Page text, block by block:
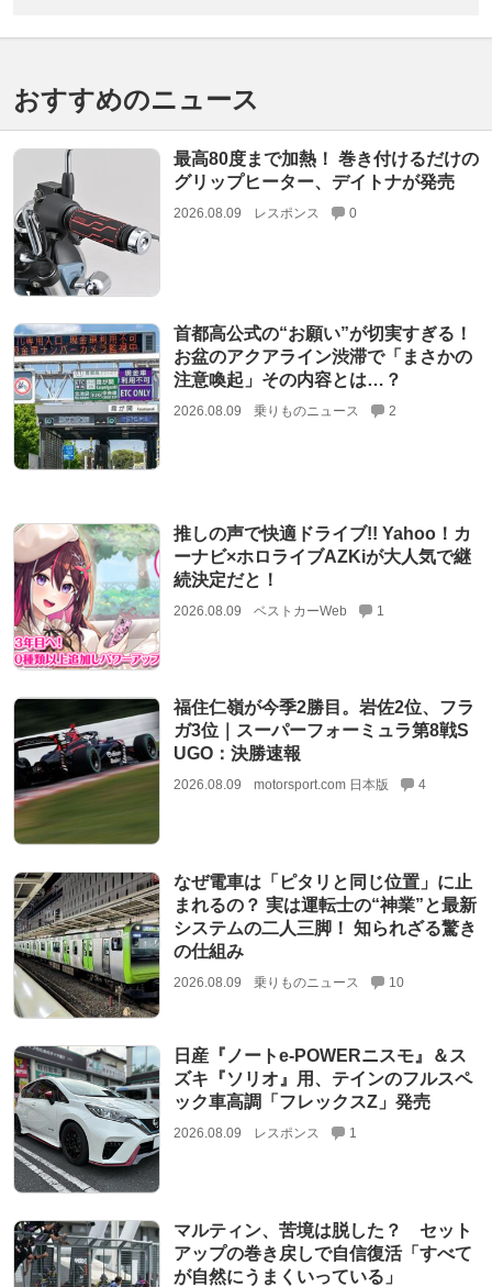
おすすめのニュース
最高80度まで加熱！ 巻き付けるだけの
グリップヒーター、デイトナが発売
2026.08.09 レスポンス 0
首都高公式の“お願い”が切実すぎる！
お盆のアクアライン渋滞で「まさかの
注意喚起」その内容とは…？
2026.08.09 乗りものニュース 2
推しの声で快適ドライブ!! Yahoo！カ
ーナビ×ホロライブAZKiが大人気で継
続決定だと！
2026.08.09 ベストカーWeb 1
福住仁嶺が今季2勝目。岩佐2位、フラ
ガ3位｜スーパーフォーミュラ第8戦S
UGO：決勝速報
2026.08.09 motorsport.com 日本版 4
なぜ電車は「ピタリと同じ位置」に止
まれるの？ 実は運転士の“神業”と最新
システムの二人三脚！ 知られざる驚き
の仕組み
2026.08.09 乗りものニュース 10
日産『ノートe-POWERニスモ』＆ス
ズキ『ソリオ』用、テインのフルスペ
ック車高調「フレックスZ」発売
2026.08.09 レスポンス 1
マルティン、苦境は脱した？ セット
アップの巻き戻しで自信復活「すべて
が自然にうまくいっている」